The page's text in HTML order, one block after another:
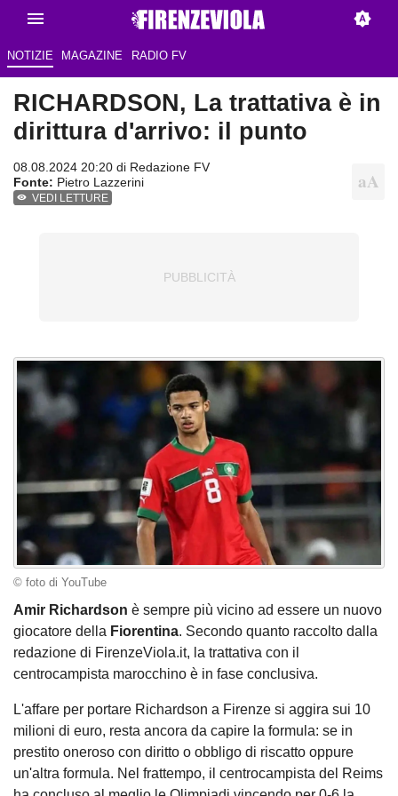
NOTIZIE MAGAZINE RADIO FV
RICHARDSON, La trattativa è in
dirittura d'arrivo: il punto
08.08.2024 20:20 di Redazione FV
Fonte: Pietro Lazzerini
VEDI LETTURE
© foto di YouTube
Amir Richardson è sempre più vicino ad essere un nuovo
giocatore della Fiorentina. Secondo quanto raccolto dalla
redazione di FirenzeViola.it, la trattativa con il
centrocampista marocchino è in fase conclusiva.
L'affare per portare Richardson a Firenze si aggira sui 10
milioni di euro, resta ancora da capire la formula: se in
prestito oneroso con diritto o obbligo di riscatto oppure
un'altra formula. Nel frattempo, il centrocampista del Reims